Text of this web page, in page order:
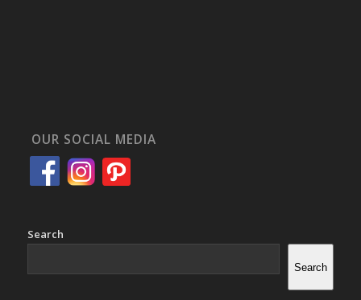
OUR SOCIAL MEDIA
Search
Search